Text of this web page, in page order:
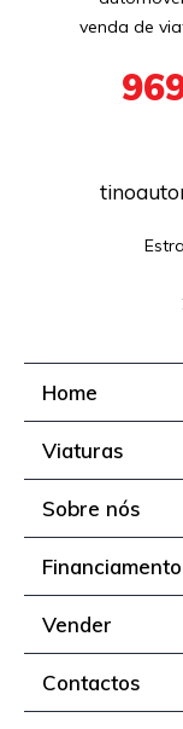
venda de
Home
Viaturas
Sobre nós
Financiamento
Vender
Contactos